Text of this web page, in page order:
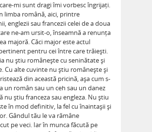
mi sunt dragi îmi vorbesc îngrijați.
limba română, aici, printre
englezii sau francezii celei de a doua
ne-am ursit-o, înseamnă a renunța
majoră. Căci major este actul
pentru cei între care trăiești.
nu știu românește cu seninătate și
Cu alte cuvinte nu știu românește și
din această pricină, așa cum s-
un român sau un ceh sau un danez
nu știu franceza sau engleza. Nu știu
în mod definitiv, la fel cu înaintașii și
Gândul tău le va rămâne
pe veci. Iar în munca făcută pe